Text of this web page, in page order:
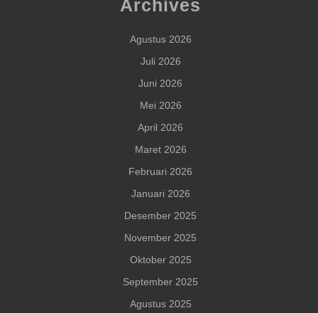
Archives
Agustus 2026
Juli 2026
Juni 2026
Mei 2026
April 2026
Maret 2026
Februari 2026
Januari 2026
Desember 2025
November 2025
Oktober 2025
September 2025
Agustus 2025